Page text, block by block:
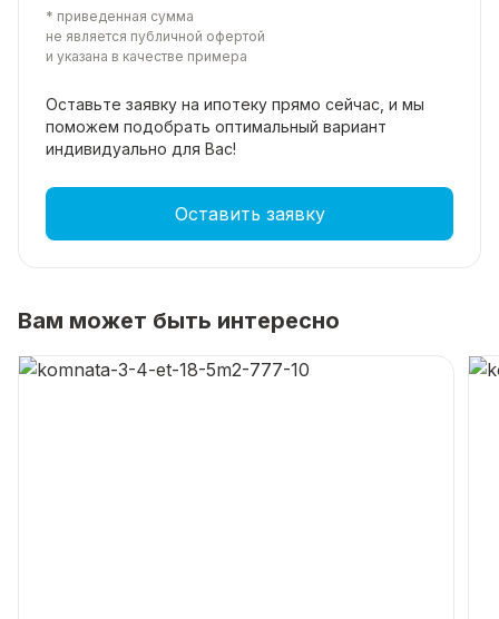
* приведенная сумма
не является публичной офертой
и указана в качестве примера
Оставьте заявку на ипотеку прямо сейчас, и мы
поможем подобрать оптимальный вариант
индивидуально для Вас!
Оставить заявку
Вам может быть интересно